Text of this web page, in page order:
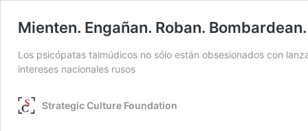
Mienten. Engañan. Roban.
Los psicópatas talmúdicos no sólo están obsesionados con
intereses nacionales rusos
Strategic Culture Foundation